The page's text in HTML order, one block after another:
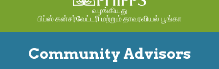
வழங்கியது
பிப்ஸ் கன்சர்வேட்டரி மற்றும் தாவரவியல் பூங்கா
Community Advisors